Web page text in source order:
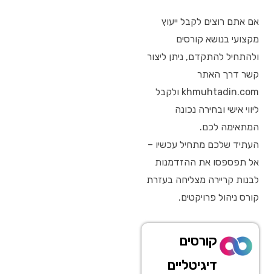
אם אתם רוצים לקבל ייעוץ
מקצועי בנושא קורסים
ולהתחיל להתקדם, ניתן ליצור
קשר דרך האתר
khmuhtadin.com ולקבל
ליווי אישי ובחירה נכונה
המתאימה לכם.
העתיד שלכם מתחיל עכשיו –
אל תפספסו את ההזדמנות
לבנות קריירה מצליחה בעזרת
קורס ניהול פרויקטים.
קורסים
דיגיטליים